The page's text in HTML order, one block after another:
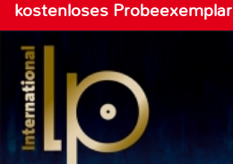
kostenloses Probeexemplar